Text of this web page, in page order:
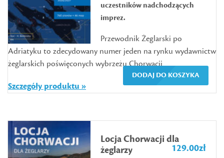
DODAJ DO KOSZYKA
uczestników nadchodzących
imprez.
Przewodnik Żeglarski po
Adriatyku to zdecydowany numer jeden na rynku wydawnictw
żeglarskich poświęconych wybrzeżu Chorwacji....
Szczegóły produktu »
Locja Chorwacji dla
żeglarzy
129.00zł